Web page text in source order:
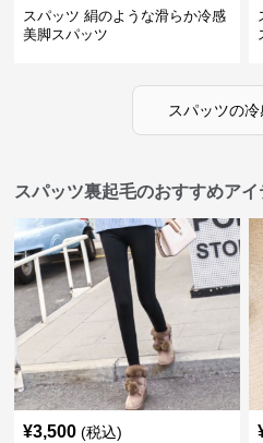
スパッツ 絹のような滑らか冷感
美脚スパッツ
スパッツの冷
スパッツ裏起毛のおすすめアイ
¥3,500 (税込)